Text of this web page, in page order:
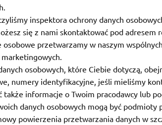
inspektora ochrony danych
się z nami skontaktować pod
osobowe przetwarzamy w naszym
osobowych, które Ciebie dotyczą,
numery identyfikacyjne, jeśli mieliśmy
także informacje o Twoim pracodawcy lub
danych osobowych mogą być
powierzenia przetwarzania danych w